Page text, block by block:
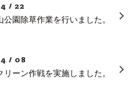
/ 22
公園除草作業を行いました。
/ 08
リーン作戦を実施しました。